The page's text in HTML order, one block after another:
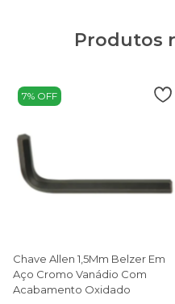
Produtos
7% OFF
Chave Allen 1,5Mm Belzer Em
Aço Cromo Vanádio Com
Acabamento Oxidado